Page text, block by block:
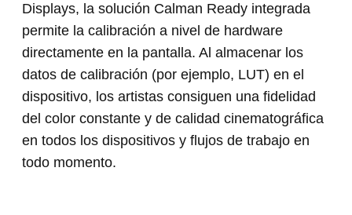
Displays, la solución Calman Ready integrada
permite la calibración a nivel de hardware
directamente en la pantalla. Al almacenar los
datos de calibración (por ejemplo, LUT) en el
dispositivo, los artistas consiguen una fidelidad
del color constante y de calidad cinematográfica
en todos los dispositivos y flujos de trabajo en
todo momento.